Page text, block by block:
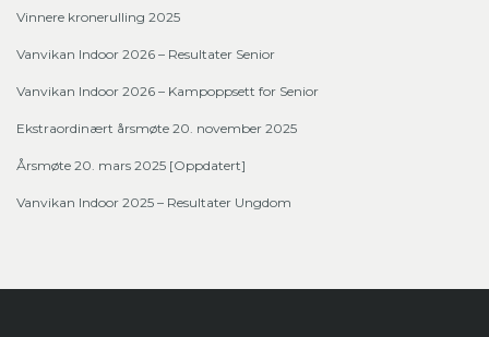
Vinnere kronerulling 2025
Vanvikan Indoor 2026 – Resultater Senior
Vanvikan Indoor 2026 – Kampoppsett for Senior
Ekstraordinært årsmøte 20. november 2025
Årsmøte 20. mars 2025 [Oppdatert]
Vanvikan Indoor 2025 – Resultater Ungdom